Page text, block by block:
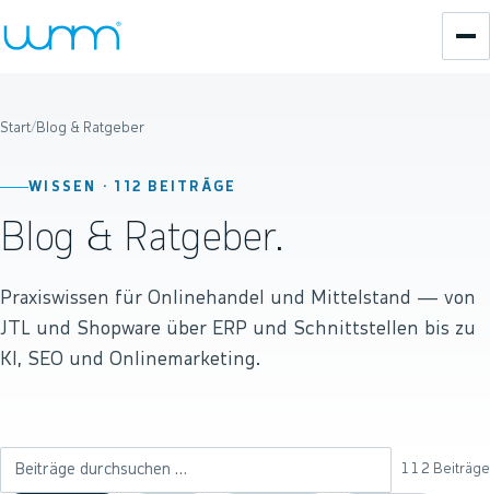
Start/Blog & Ratgeber
WISSEN · 112 BEITRÄGE
Blog & Ratgeber.
Praxiswissen für Onlinehandel und Mittelstand — von
JTL und Shopware über ERP und Schnittstellen bis zu
KI, SEO und Onlinemarketing.
Beiträge durchsuchen
112 Beiträge